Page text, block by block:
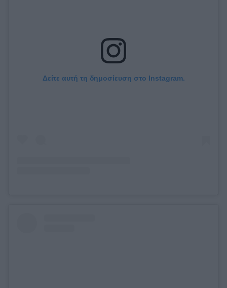
Δείτε αυτή τη δημοσίευση στο Instagram.